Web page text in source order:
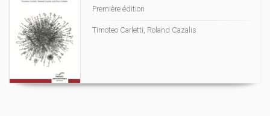
Première édition
Timoteo Carletti, Roland Cazalis